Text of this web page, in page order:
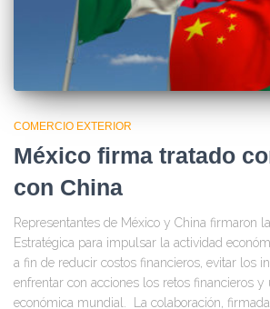
COMERCIO EXTERIOR
México firma tratado
con China
Representantes de México y China firmaron
Estratégica para impulsar la actividad
a fin de reducir costos financieros, evitar los
enfrentar con acciones los retos financieros y
económica mundial. La colaboración,